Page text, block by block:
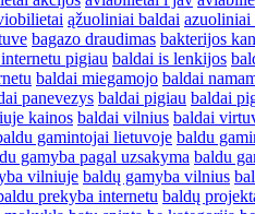
ąžuoliniai baldai azuoliniai
bagazo draudimas bakterijos
pigiau baldai is lenkijos
baldai miegamojo baldai
panevezys baldai pigiau baldai
kainos baldai vilnius baldai
gamintojai lietuvoje baldu
gamyba pagal uzsakyma baldu
vilniuje baldų gamyba vilnius
prekyba internetu baldų